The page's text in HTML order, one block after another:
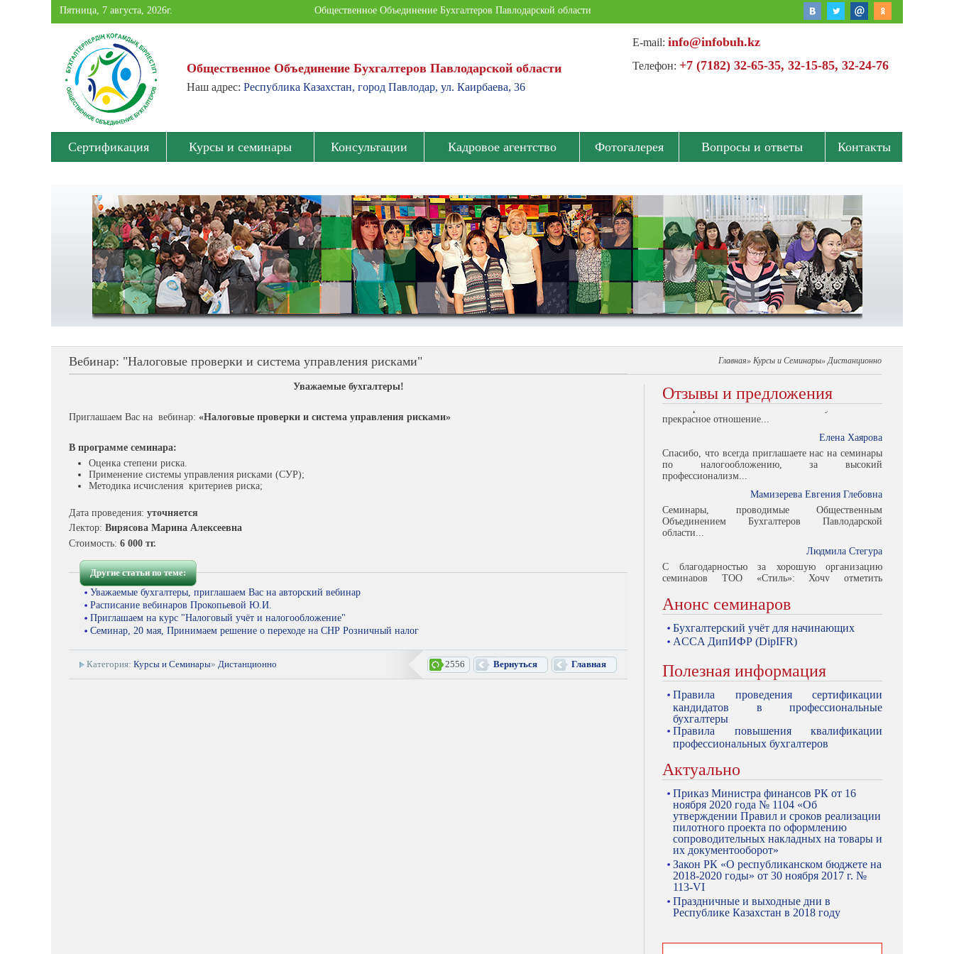
Пятница, 7 августа, 2026г. Общественное Объединение Бухгалтеров Павлодарской области
Общественное
Объединение
Бухгалтеров
Общественное Объединение Бухгалтеров Павлодарской области
Наш адрес: Республика Казахстан, город Павлодар, ул. Каирбаева, 36
E-mail: info@infobuh.kz
Телефон: +7 (7182) 32-65-35, 32-15-85, 32-24-76
Сертификация Курсы и семинары Консультации Кадровое агентство Фотогалерея Вопросы и ответы Контакты
Вебинар: "Налоговые проверки и система управления рисками"
Уважаемые бухгалтеры!
Приглашаем Вас на вебинар: «Налоговые проверки и система управления рисками»
В программе семинара:
Оценка степени риска.
Применение системы управления рисками (СУР);
Методика исчисления критериев риска;
Дата проведения: уточняется
Лектор: Вирясова Марина Алексеевна
Стоимость: 6 000 тг.
Другие статьи по теме:
Уважаемые бухгалтеры, приглашаем Вас на авторский вебинар
Расписание вебинаров Прокопьевой Ю.И.
Приглашаем на курс "Налоговый учёт и налогообложение"
Семинар, 20 мая, Принимаем решение о переходе на СНР Розничный налог
Главная
Вернуться
2556
Категория: Курсы и Семинары» Дистанционно
Главная» Курсы и Семинары» Дистанционно
Отзывы и предложения
Спасибо, что всегда приглашаете нас на семинары
по налогообложению, за высокий
профессионализм...
Мамизерева Евгения Глебовна
Семинары, проводимые Общественным
семинаров ТОО «Стиль»: Хочу отметить
Спасибо, что всегда приглашаете нас на семинары
по налогообложению, за высокий
профессионализм...
Семинары, проводимые Общественным
Объединением Бухгалтеров Павлодарской
области...
С благодарностью за хорошую организацию
семинаров ТОО «Стиль»: Хочу отметить
прекрасное отношение...
Анонс семинаров
Бухгалтерский учёт для начинающих
ACCA ДипИФР (DipIFR)
Полезная информация
Правила проведения сертификации
кандидатов в профессиональные
бухгалтеры
Правила повышения квалификации
профессиональных бухгалтеров
Актуально
Приказ Министра финансов РК от 16
ноября 2020 года № 1104 «Об
утверждении Правил и сроков реализации
пилотного проекта по оформлению
сопроводительных накладных на товары и
их документооборот»
Закон РК «О республиканском бюджете на
2018-2020 годы» от 30 ноября 2017 г. №
113-VI
Праздничные и выходные дни в
Республике Казахстан в 2018 году